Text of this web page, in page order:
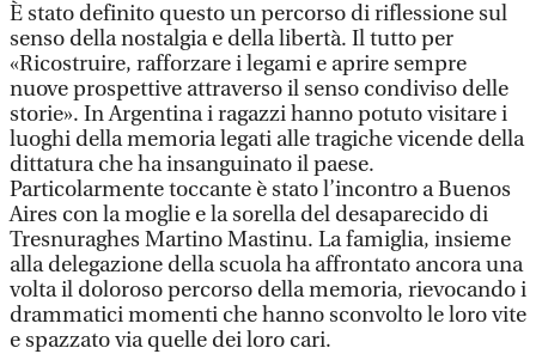
È stato definito questo un percorso di riflessione sul
senso della nostalgia e della libertà. Il tutto per
«Ricostruire, rafforzare i legami e aprire sempre
nuove prospettive attraverso il senso condiviso delle
storie». In Argentina i ragazzi hanno potuto visitare i
luoghi della memoria legati alle tragiche vicende della
dittatura che ha insanguinato il paese.
Particolarmente toccante è stato l’incontro a Buenos
Aires con la moglie e la sorella del desaparecido di
Tresnuraghes Martino Mastinu. La famiglia, insieme
alla delegazione della scuola ha affrontato ancora una
volta il doloroso percorso della memoria, rievocando i
drammatici momenti che hanno sconvolto le loro vite
e spazzato via quelle dei loro cari.